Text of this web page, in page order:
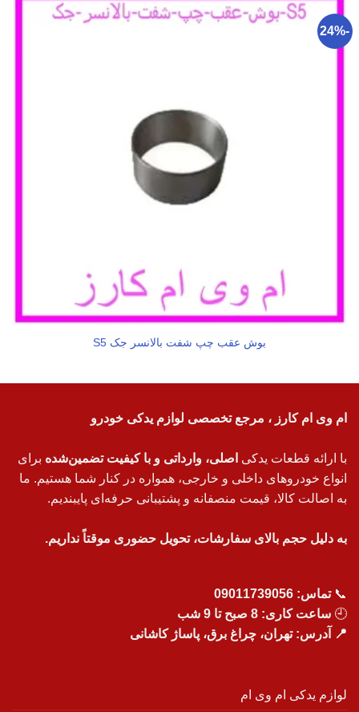
-24%
بوش عقب چپ شفت بالانسر جک S5
ام وی ام کارز ، مرجع تخصصی لوازم یدکی خودرو
با ارائه قطعات یدکی اصلی، وارداتی و با کیفیت تضمین‌شده برای
انواع خودروهای داخلی و خارجی، همواره در کنار شما هستیم. ما
به اصالت کالا، قیمت منصفانه و پشتیبانی حرفه‌ای پایبندیم.
به دلیل حجم بالای سفارشات، تحویل حضوری موقتاً نداریم.
📞تماس: 09011739056
🕘 ساعت کاری: 8 صبح تا 9 شب
📍 آدرس: تهران، چراغ برق، پاساژ کاشانی
لوازم یدکی ام وی ام